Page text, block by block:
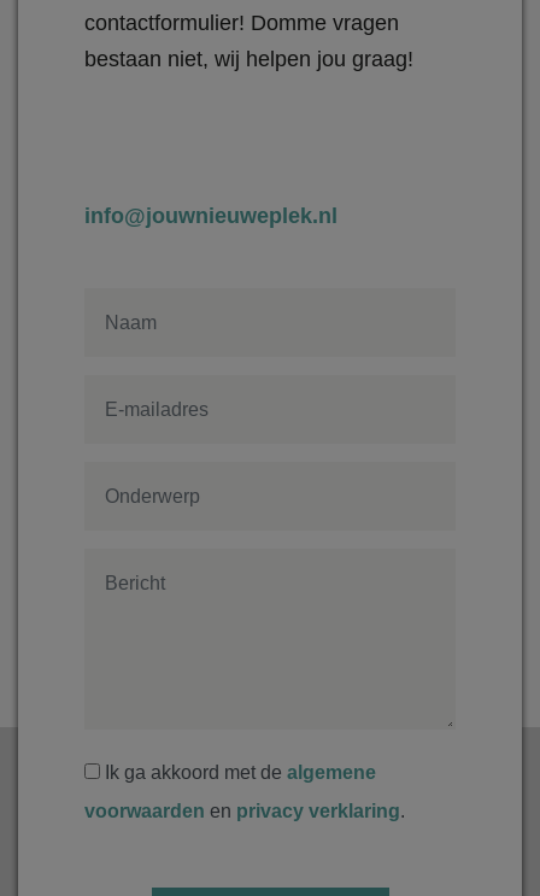
contactformulier! Domme vragen
bestaan niet, wij helpen jou graag!
info@jouwnieuweplek.nl
Ik ga akkoord met de algemene
voorwaarden en privacy verklaring.